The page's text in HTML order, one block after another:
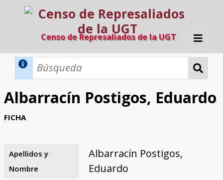
Censo de Represaliados de la UGT
Inicio
Búsqueda Dinámica
Búsqueda Avanzada
Razones y objetivos
El equipo
Colaboradores
Fuentes documentales
Albarracín Postigos, Eduardo
FICHA
Apellidos y
Nombre
Albarracín Postigos,
Eduardo